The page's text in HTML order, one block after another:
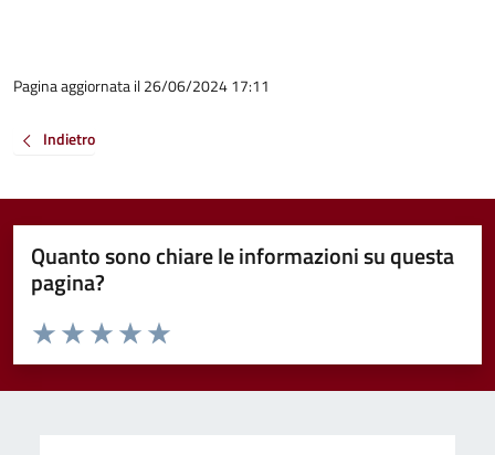
Pagina aggiornata il 26/06/2024 17:11
Indietro
Quanto sono chiare le informazioni su questa
pagina?
Valuta da 1 a 5 stelle la pagina
Valuta 5 stelle su 5
Valuta 4 stelle su 5
Valuta 3 stelle su 5
Valuta 2 stelle su 5
Valuta 1 stelle su 5